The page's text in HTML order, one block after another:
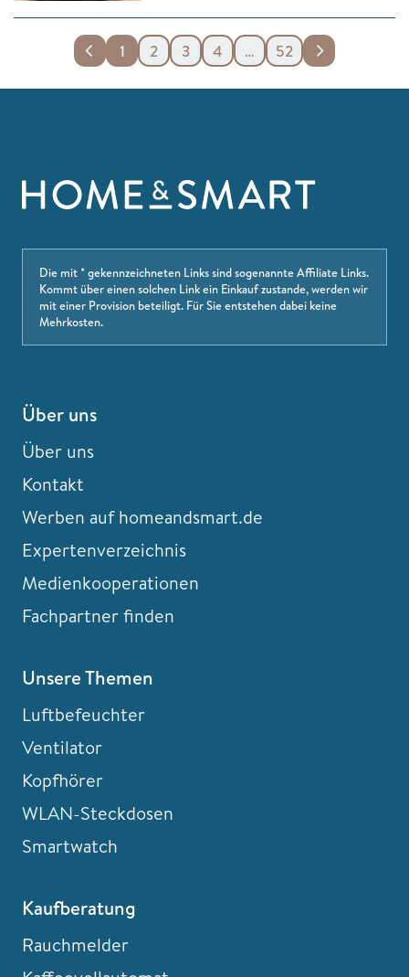
1 2 3 4 … 52
Die mit * gekennzeichneten Links sind sogenannte Affiliate Links.
Kommt über einen solchen Link ein Einkauf zustande, werden wir
mit einer Provision beteiligt. Für Sie entstehen dabei keine
Mehrkosten.
Über uns
Über uns
Kontakt
Werben auf homeandsmart.de
Expertenverzeichnis
Medienkooperationen
Fachpartner finden
Unsere Themen
Luftbefeuchter
Ventilator
Kopfhörer
WLAN-Steckdosen
Smartwatch
Kaufberatung
Rauchmelder